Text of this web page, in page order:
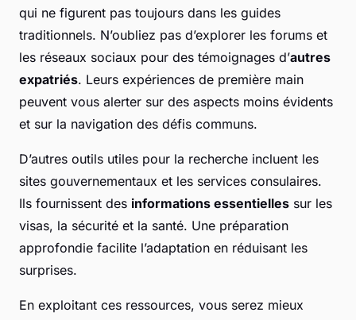
qui ne figurent pas toujours dans les guides
traditionnels. N’oubliez pas d’explorer les forums et
les réseaux sociaux pour des témoignages d’autres
expatriés. Leurs expériences de première main
peuvent vous alerter sur des aspects moins évidents
et sur la navigation des défis communs.
D’autres outils utiles pour la recherche incluent les
sites gouvernementaux et les services consulaires.
Ils fournissent des informations essentielles sur les
visas, la sécurité et la santé. Une préparation
approfondie facilite l’adaptation en réduisant les
surprises.
En exploitant ces ressources, vous serez mieux